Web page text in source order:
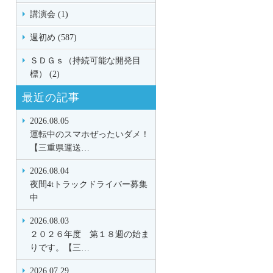
講演会 (1)
週初め (587)
ＳＤＧｓ（持続可能な開発目
標） (2)
最近の記事
2026.08.05
運転中のスマホぜったいダメ！
【三重県運送…
2026.08.04
夜間4tトラックドライバー募集
中
2026.08.03
２０２６年度 第１８週の始ま
りです。【三…
2026.07.29